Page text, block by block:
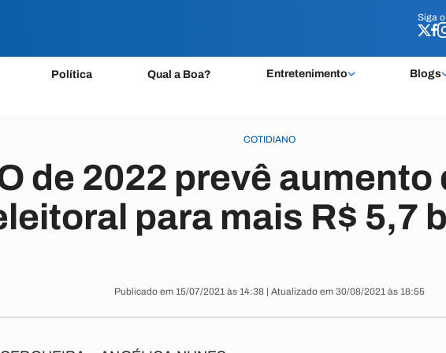
Siga o
Política Qual a Boa? Entretenimento Blogs
Siga o
COTIDIANO
de 2022 prevê aumento
para mais R$ 5,7
Publicado em 15/07/2021 às 14:38 | Atualizado em 30/08/2021 às 18:55